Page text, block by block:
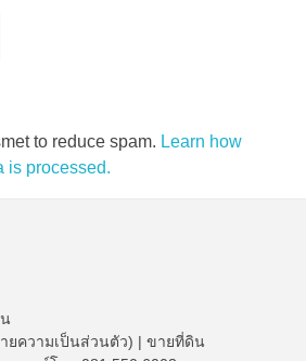
to reduce spam. Learn how
is processed.
ยความเป็นส่วนตัว) | ขายที่ดิน